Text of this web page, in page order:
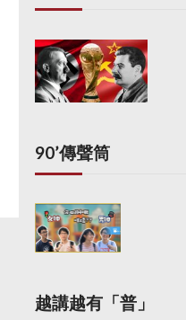
90’傳聲筒
越講越有「普」